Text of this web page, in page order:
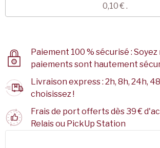
0,10 € .
Paiement 100 % sécurisé : Soyez
paiements sont hautement
Livraison express : 2h, 8h, 24h,
choisissez !
Frais de port offerts dès 39 €
Relais ou PickUp Station